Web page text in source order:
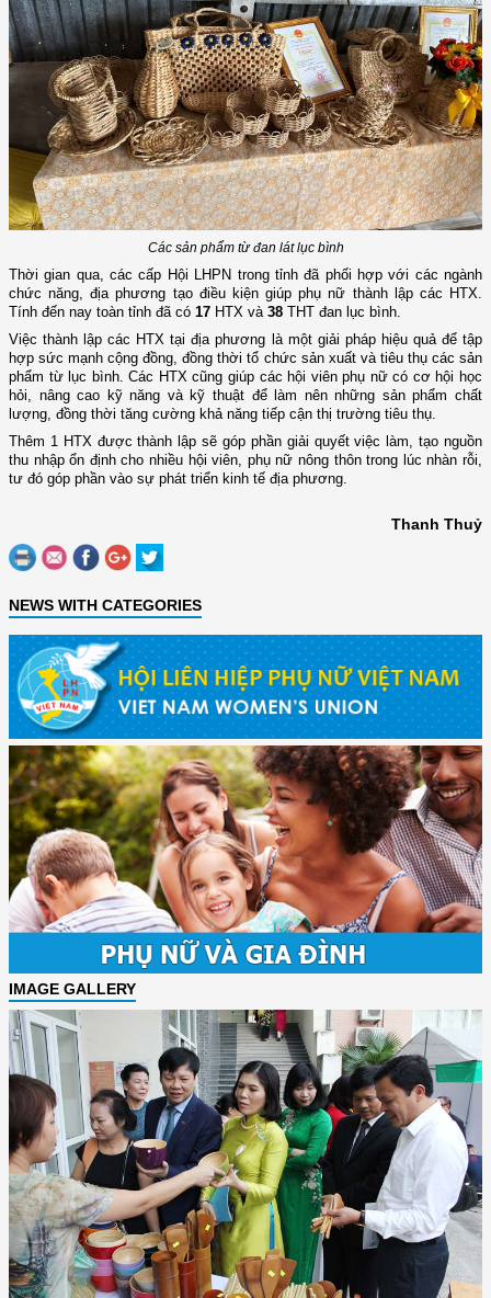
Các sản phẩm từ đan lát lục bình
Thời gian qua, các cấp Hội LHPN trong tỉnh đã phối hợp với các ngành
chức năng, địa phương tạo điều kiện giúp phụ nữ thành lập các HTX.
Tính đến nay toàn tỉnh đã có 17 HTX và 38 THT đan lục bình.
Việc thành lập các HTX tại địa phương là một giải pháp hiệu quả để tập
hợp sức mạnh cộng đồng, đồng thời tổ chức sản xuất và tiêu thụ các sản
phẩm từ lục bình. Các HTX cũng giúp các hội viên phụ nữ có cơ hội học
hỏi, nâng cao kỹ năng và kỹ thuật để làm nên những sản phẩm chất
lượng, đồng thời tăng cường khả năng tiếp cận thị trường tiêu thụ.
Thêm 1 HTX được thành lập sẽ góp phần giải quyết việc làm, tạo nguồn
thu nhập ổn định cho nhiều hội viên, phụ nữ nông thôn trong lúc nhàn rỗi,
tư đó góp phần vào sự phát triển kinh tế địa phương.
Thanh Thuỷ
NEWS WITH CATEGORIES
IMAGE GALLERY